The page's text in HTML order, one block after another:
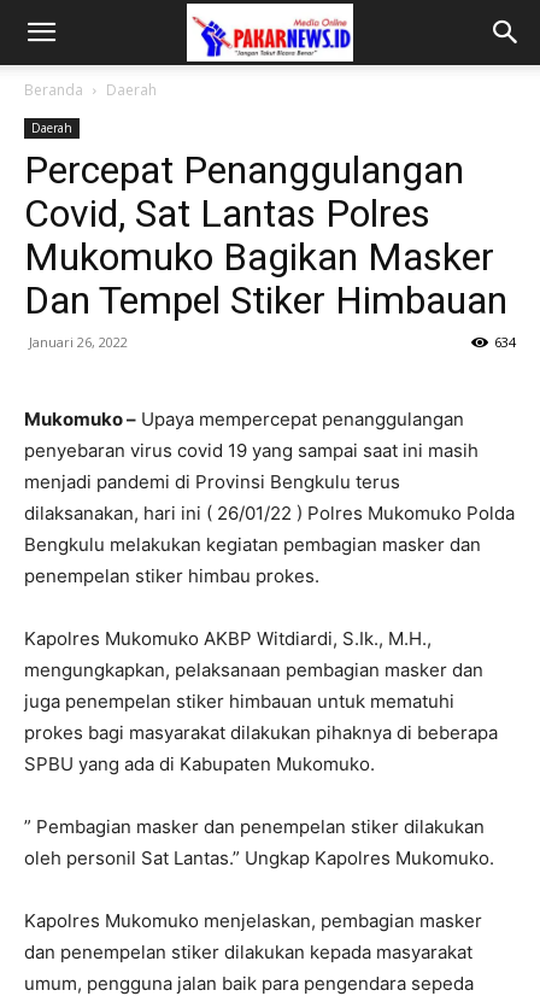
Beranda Daerah
Daerah
Percepat Penanggulangan
Covid, Sat Lantas Polres
Mukomuko Bagikan Masker
Dan Tempel Stiker Himbauan
Januari 26, 2022 634
Mukomuko – Upaya mempercepat penanggulangan
penyebaran virus covid 19 yang sampai saat ini masih
menjadi pandemi di Provinsi Bengkulu terus
dilaksanakan, hari ini ( 26/01/22 ) Polres Mukomuko Polda
Bengkulu melakukan kegiatan pembagian masker dan
penempelan stiker himbau prokes.
Kapolres Mukomuko AKBP Witdiardi, S.Ik., M.H.,
mengungkapkan, pelaksanaan pembagian masker dan
juga penempelan stiker himbauan untuk mematuhi
prokes bagi masyarakat dilakukan pihaknya di beberapa
SPBU yang ada di Kabupaten Mukomuko.
” Pembagian masker dan penempelan stiker dilakukan
oleh personil Sat Lantas.” Ungkap Kapolres Mukomuko.
Kapolres Mukomuko menjelaskan, pembagian masker
dan penempelan stiker dilakukan kepada masyarakat
umum, pengguna jalan baik para pengendara sepeda